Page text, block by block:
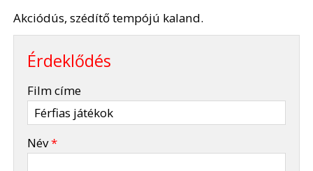
Akciódús, szédítő tempójú kaland.
Érdeklődés
Film címe
Név*